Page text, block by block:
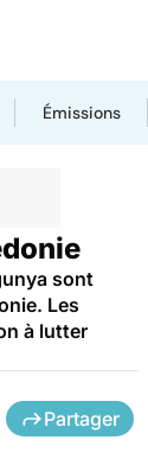
Émissions
sont
Les
à lutter
Partager